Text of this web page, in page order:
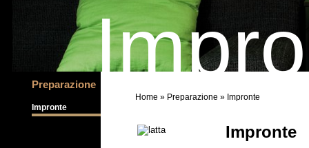
Preparazione
Impronte
Home » Preparazione » Impronte
Impronte